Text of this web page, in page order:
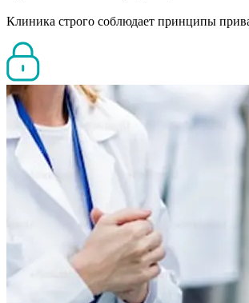
Клиника строго соблюдает принципы